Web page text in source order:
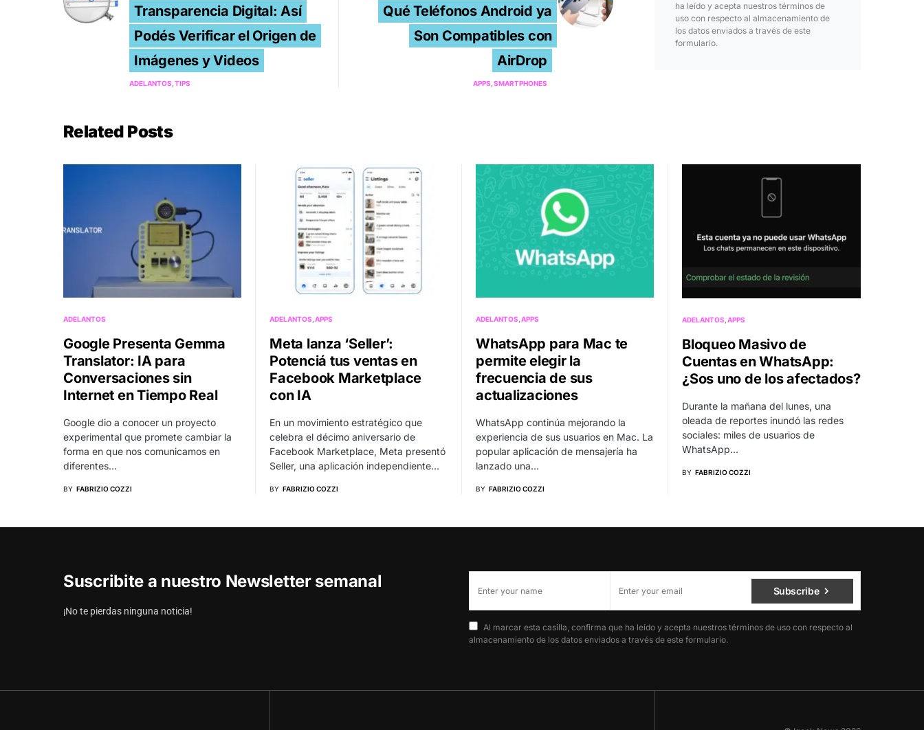
Transparencia Digital: Así
Podés Verificar el Origen de
Imágenes y Videos
ADELANTOS TIPS
Qué Teléfonos Android ya
Son Compatibles con
AirDrop
APPS SMARTPHONES
ha leído y acepta nuestros términos de
uso con respecto al almacenamiento de
los datos enviados a través de este
formulario.
Related Posts
ADELANTOS
Google Presenta Gemma
Translator: IA para
Conversaciones sin
Internet en Tiempo Real
Google dio a conocer un proyecto
experimental que promete cambiar la
forma en que nos comunicamos en
diferentes…
BY FABRIZIO COZZI
ADELANTOS APPS
Meta lanza ‘Seller’:
Potenciá tus ventas en
Facebook Marketplace
con IA
En un movimiento estratégico que
celebra el décimo aniversario de
Facebook Marketplace, Meta presentó
Seller, una aplicación independiente…
BY FABRIZIO COZZI
ADELANTOS APPS
WhatsApp para Mac te
permite elegir la
frecuencia de sus
actualizaciones
WhatsApp continúa mejorando la
experiencia de sus usuarios en Mac. La
popular aplicación de mensajería ha
lanzado una…
BY FABRIZIO COZZI
ADELANTOS APPS
Bloqueo Masivo de
Cuentas en WhatsApp:
¿Sos uno de los afectados?
Durante la mañana del lunes, una
oleada de reportes inundó las redes
sociales: miles de usuarios de
WhatsApp…
BY FABRIZIO COZZI
Suscribite a nuestro Newsletter semanal
¡No te pierdas ninguna noticia!
Subscribe
Al marcar esta casilla, confirma que ha leído y acepta nuestros términos de uso con respecto al
almacenamiento de los datos enviados a través de este formulario.